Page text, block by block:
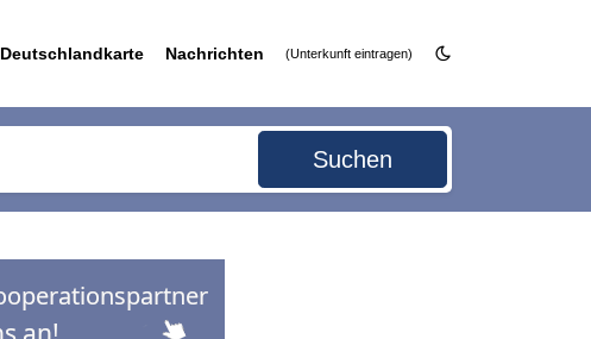
Deutschlandkarte Nachrichten (Unterkunft eintragen)
Suchen